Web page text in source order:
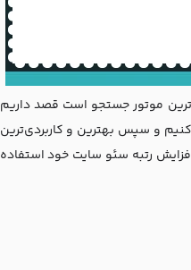
موتور جستجو است قصد داریم
و سپس بهترین و کاربردی‌ترین
رتبه سئو سایت خود استفاده